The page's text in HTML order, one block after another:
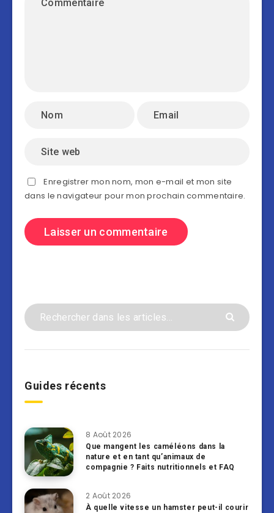
Enregistrer mon nom, mon e-mail et mon site
dans le navigateur pour mon prochain commentaire.
Guides récents
8 Août 2026
Que mangent les caméléons dans la
nature et en tant qu’animaux de
compagnie ? Faits nutritionnels et FAQ
2 Août 2026
À quelle vitesse un hamster peut-il courir